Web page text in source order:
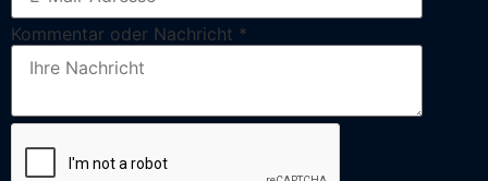
Kommentar oder Nachricht *